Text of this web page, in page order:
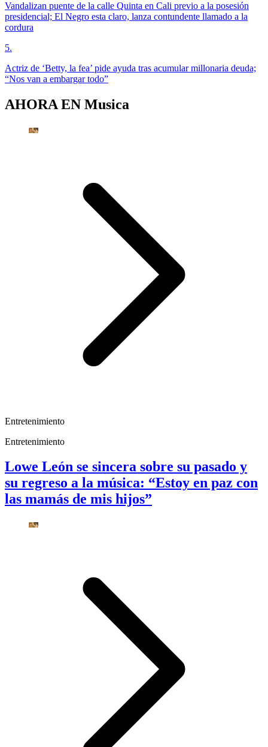
Vandalizan puente de la calle Quinta en Cali previo a la posesión
presidencial; El Negro esta claro, lanza contundente llamado a la
cordura
5.
Actriz de ‘Betty, la fea’ pide ayuda tras acumular millonaria deuda;
“Nos van a embargar todo”
AHORA EN Musica
Entretenimiento
Entretenimiento
Lowe León se sincera sobre su pasado y
su regreso a la música: “Estoy en paz con
las mamás de mis hijos”